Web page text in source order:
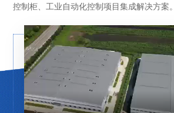
控制柜、工业自动化控制项目集成解决方案。